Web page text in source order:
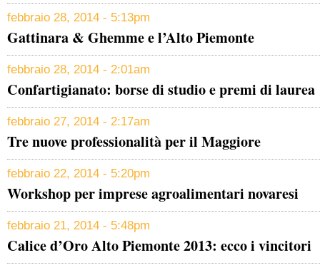
febbraio 28, 2014 - 5:13pm
Gattinara & Ghemme e l’Alto Piemonte
febbraio 28, 2014 - 2:01am
Confartigianato: borse di studio e premi di laurea
febbraio 27, 2014 - 2:17am
Tre nuove professionalità per il Maggiore
febbraio 22, 2014 - 5:20pm
Workshop per imprese agroalimentari novaresi
febbraio 21, 2014 - 5:48pm
Calice d’Oro Alto Piemonte 2013: ecco i vincitori